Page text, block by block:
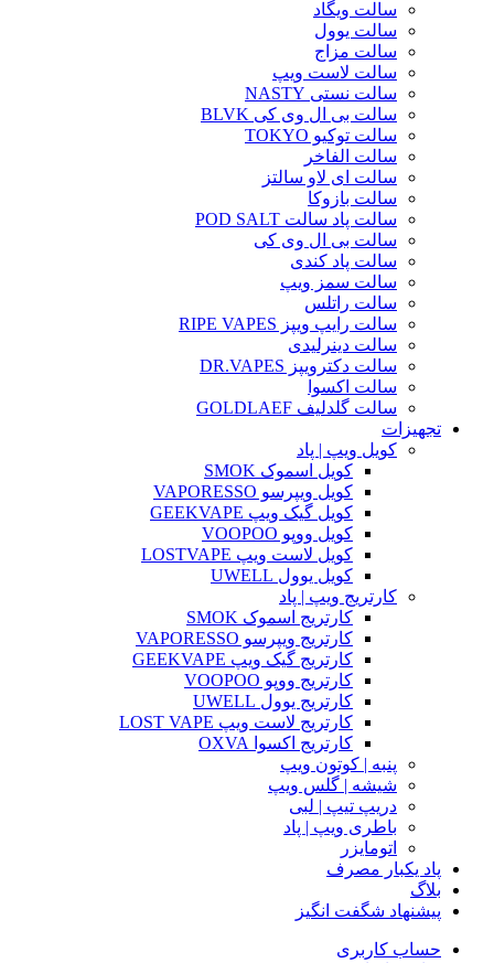
سالت ویگاد
سالت یوول
سالت مزاج
سالت لاست ویپ
سالت نستی NASTY
سالت بی ال وی کی BLVK
سالت توکیو TOKYO
سالت الفاخر
سالت ای لاو سالتز
سالت بازوکا
سالت پاد سالت POD SALT
سالت بی ال وی کی
سالت پاد کندی
سالت سمز ویپ
سالت راتلس
سالت رایپ ویپز RIPE VAPES
سالت دینرلیدی
سالت دکترویپز DR.VAPES
سالت اکسوا
سالت گلدلیف GOLDLAEF
تجهیزات
کویل ویپ | پاد
کویل اسموک SMOK
کویل ویپرسو VAPORESSO
کویل گیک ویپ GEEKVAPE
کویل ووپو VOOPOO
کویل لاست ویپ LOSTVAPE
کویل یوول UWELL
کارتریج ویپ | پاد
کارتریج اسموک SMOK
کارتریج ویپرسو VAPORESSO
کارتریج گیک ویپ GEEKVAPE
کارتریج ووپو VOOPOO
کارتریج یوول UWELL
کارتریج لاست ویپ LOST VAPE
کارتریج اکسوا OXVA
پنبه | کوتون ویپ
شیشه | گلس ویپ
دریپ تیپ | لبی
باطری ویپ | پاد
اتومایزر
پاد یکبار مصرف
بلاگ
پیشنهاد شگفت انگیز
حساب کاربری